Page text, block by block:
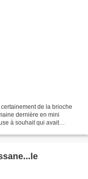
de la brioche
dernière en mini
à souhait qui avait